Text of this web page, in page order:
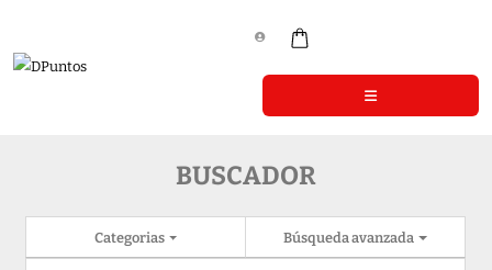
BUSCADOR
Categorias Búsqueda avanzada